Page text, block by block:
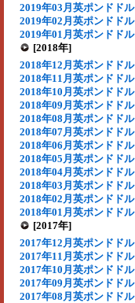
2019年03月英ポンドドル
2019年02月英ポンドドル
2019年01月英ポンドドル
[2018年]
2018年12月英ポンドドル
2018年11月英ポンドドル
2018年10月英ポンドドル
2018年09月英ポンドドル
2018年08月英ポンドドル
2018年07月英ポンドドル
2018年06月英ポンドドル
2018年05月英ポンドドル
2018年04月英ポンドドル
2018年03月英ポンドドル
2018年02月英ポンドドル
2018年01月英ポンドドル
[2017年]
2017年12月英ポンドドル
2017年11月英ポンドドル
2017年10月英ポンドドル
2017年09月英ポンドドル
2017年08月英ポンドドル